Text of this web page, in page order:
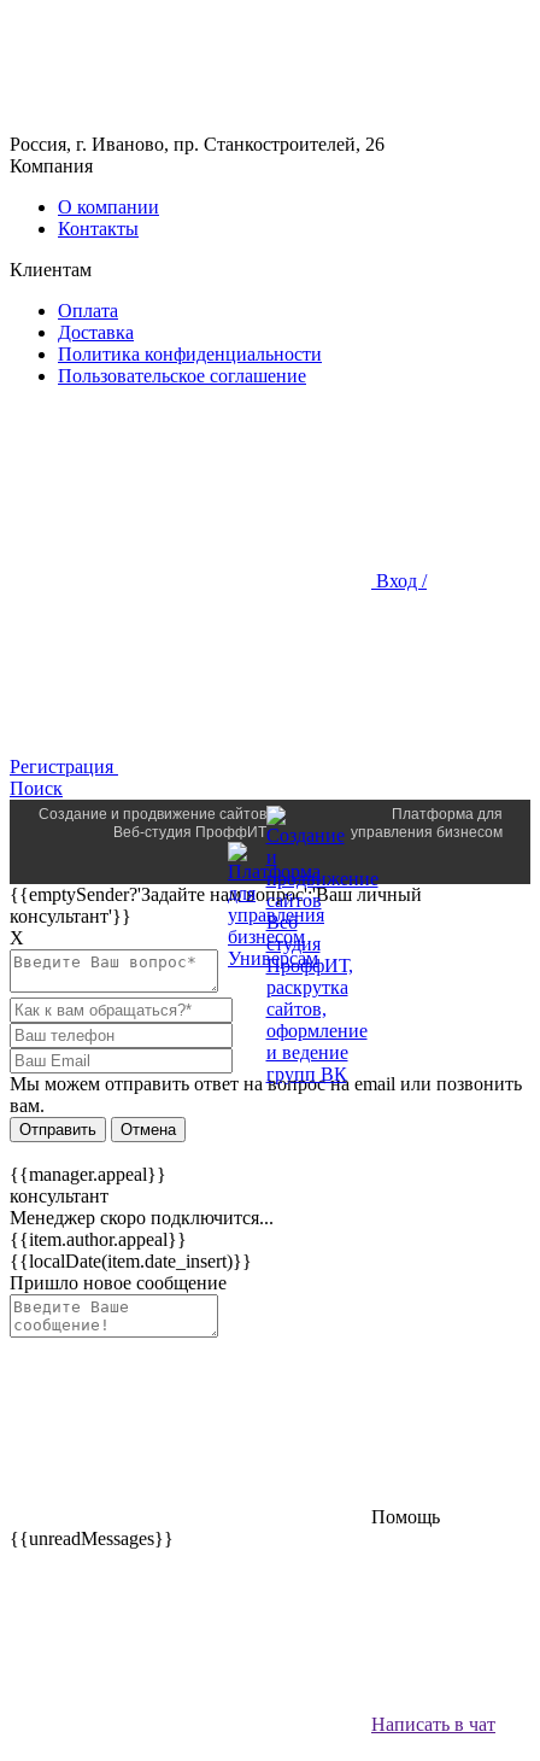
Россия, г. Иваново, пр. Станкостроителей, 26
Компания
О компании
Контакты
Клиентам
Оплата
Доставка
Политика конфиденциальности
Пользовательское соглашение
Вход /
Регистрация
Поиск
Создание и продвижение сайтов
Веб-студия ПроффИТ
Платформа для
управления бизнесом
{{emptySender?'Задайте нам вопрос':'Ваш личный
консультант'}}
Х
Мы можем отправить ответ на вопрос на email или позвонить
вам.
Отправить Отмена
{{manager.appeal}}
консультант
Менеджер скоро подключится...
{{item.author.appeal}}
{{localDate(item.date_insert)}}
Пришло новое сообщение
Помощь
{{unreadMessages}}
Написать в чат